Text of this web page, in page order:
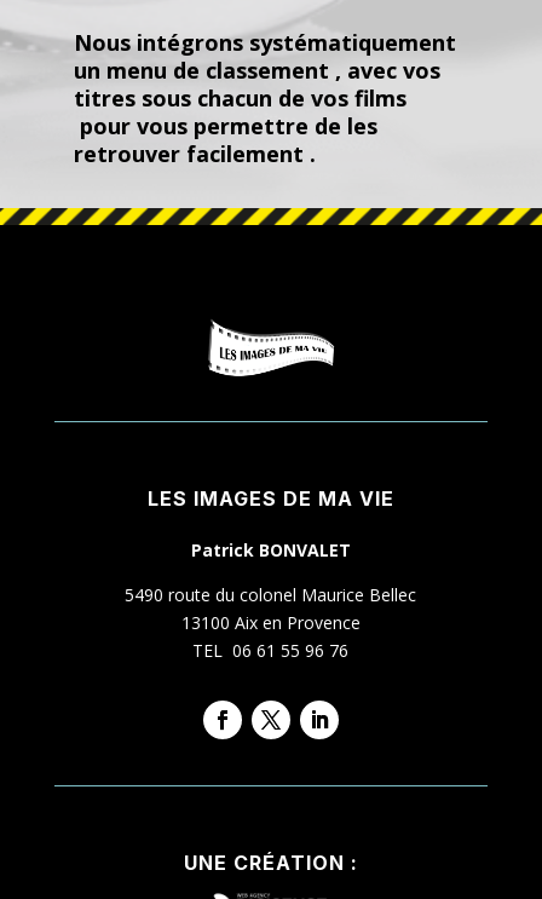
Nous intégrons systématiquement
un menu de classement , avec vos
titres sous chacun de vos films
pour vous permettre de les
retrouver facilement .
LES IMAGES DE MA VIE
Patrick BONVALET
5490 route du colonel Maurice Bellec
13100 Aix en Provence
TEL 06 61 55 96 76
UNE CRÉATION :